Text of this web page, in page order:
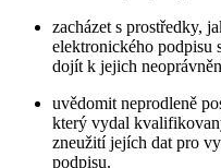
zacházet s prostředky,
elektronického podpisu
dojít k jejich
uvědomit neprodleně
který vydal
zneužití jejích dat pro
podpisu.